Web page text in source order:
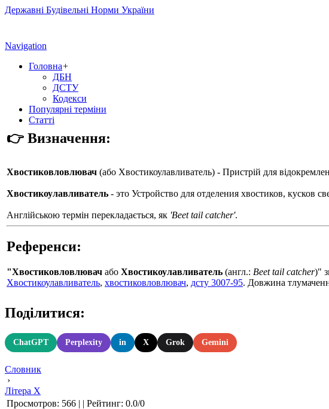
Державні Будівельні Норми України
Navigation
Головна+
ДБН
ДСТУ
Кодекси
Популярні терміни
Статті
👉 Визначення:
Хвостиковловлювач (або Хвостикоулавливатель) - Пристрій для
Хвостикоулавливатель - это Устройство для отделения хвостиков, кусков
Англійською термін перекладається, як 'Beet tail catcher'.
Референси:
"Хвостиковловлювач або Хвостикоулавливатель (англ.: Beet tail catcher)"
Хвостикоулавливатель, хвостиковловлювач, дсту 3007-95. Довжина
Поділитися:
ChatGPT Perplexity in X Grok Gemini
Словник
›
Літера Х
Просмотров: 566 | | Рейтинг: 0.0/0